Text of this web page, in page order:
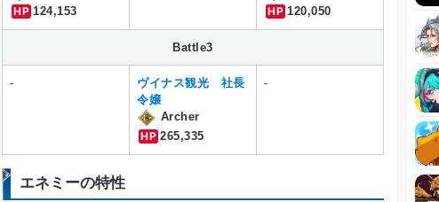
HP 124,153
HP 120,050
Battle3
-
ヴイナス観光 社長
令嬢
Archer
HP 265,335
-
エネミーの特性